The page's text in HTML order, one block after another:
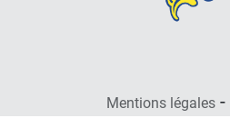
Mentions légales -